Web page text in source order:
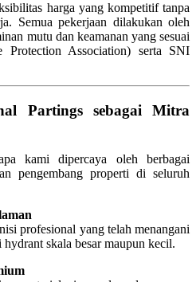
harga yang kompetitif tanpa
Semua pekerjaan dilakukan oleh
mutu dan keamanan yang sesuai
Protection Association) serta SNI
Partings sebagai Mitra
kami dipercaya oleh berbagai
pengembang properti di seluruh
profesional yang telah menangani
skala besar maupun kecil.